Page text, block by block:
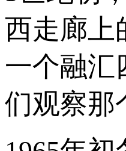
西走廊上
一个融汇
们观察那